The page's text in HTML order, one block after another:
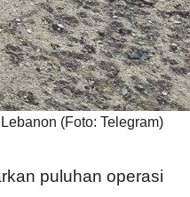
(Foto: Telegram)
puluhan operasi